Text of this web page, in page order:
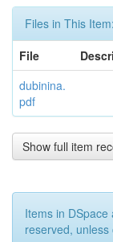
Files in This Item:
File
dubinina.
pdf
Show full item
Items in
reserved,